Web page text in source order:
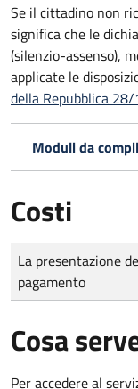
Se il cittadino non
significa che le
(silenzio-assenso),
applicate le
della Repubblica
Moduli da
Costi
Tipo di pagamento
Importo
La presentazione
pagamento
Cosa
Per accedere al